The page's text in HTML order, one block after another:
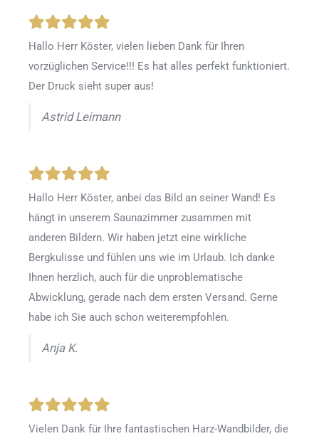
Hallo Herr Köster, vielen lieben Dank für Ihren
vorzüglichen Service!!! Es hat alles perfekt funktioniert.
Der Druck sieht super aus!
Astrid Leimann
Hallo Herr Köster, anbei das Bild an seiner Wand! Es
hängt in unserem Saunazimmer zusammen mit
anderen Bildern. Wir haben jetzt eine wirkliche
Bergkulisse und fühlen uns wie im Urlaub. Ich danke
Ihnen herzlich, auch für die unproblematische
Abwicklung, gerade nach dem ersten Versand. Gerne
habe ich Sie auch schon weiterempfohlen.
Anja K.
Vielen Dank für Ihre fantastischen Harz-Wandbilder, die